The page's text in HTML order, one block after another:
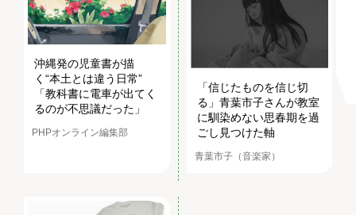
沖縄発の児童書が描
く“本土とは違う日常”
「教科書に電車が出てく
るのが不思議だった」
PHPオンライン編集部
「信じたものを信じ切
る」青葉市子さんが教室
に馴染めない思春期を過
ごし見つけた軸
青葉市子（音楽家）